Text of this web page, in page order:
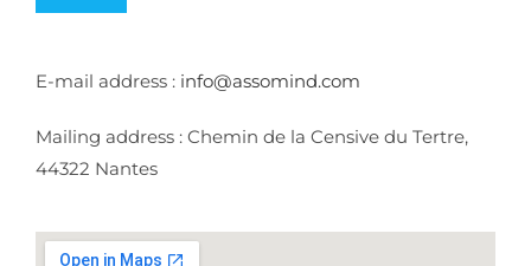
E-mail address : info@assomind.com
Mailing address : Chemin de la Censive du Tertre,
44322 Nantes